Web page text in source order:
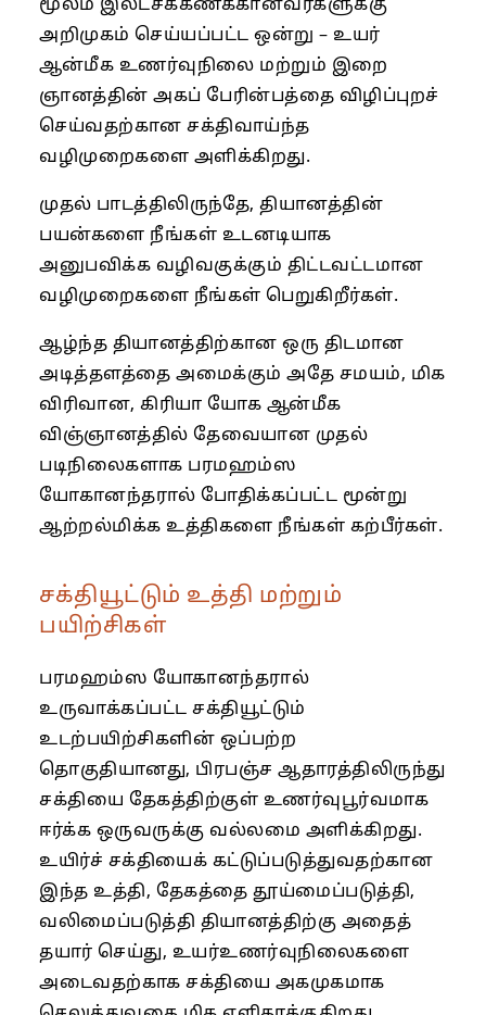
மூலம் இலட்சக்கணக்கானவர்களுக்கு
அறிமுகம் செய்யப்பட்ட ஒன்று – உயர்
ஆன்மீக உணர்வுநிலை மற்றும் இறை
ஞானத்தின் அகப் பேரின்பத்தை விழிப்புறச்
செய்வதற்கான சக்திவாய்ந்த
வழிமுறைகளை அளிக்கிறது.
முதல் பாடத்திலிருந்தே, தியானத்தின்
பயன்களை நீங்கள் உடனடியாக
அனுபவிக்க வழிவகுக்கும் திட்டவட்டமான
வழிமுறைகளை நீங்கள் பெறுகிறீர்கள்.
ஆழ்ந்த தியானத்திற்கான ஒரு திடமான
அடித்தளத்தை அமைக்கும் அதே சமயம், மிக
விரிவான, கிரியா யோக ஆன்மீக
விஞ்ஞானத்தில் தேவையான முதல்
படிநிலைகளாக பரமஹம்ஸ
யோகானந்தரால் போதிக்கப்பட்ட மூன்று
ஆற்றல்மிக்க உத்திகளை நீங்கள் கற்பீர்கள்.
சக்தியூட்டும் உத்தி மற்றும்
பயிற்சிகள்
பரமஹம்ஸ யோகானந்தரால்
உருவாக்கப்பட்ட சக்தியூட்டும்
உடற்பயிற்சிகளின் ஒப்பற்ற
தொகுதியானது, பிரபஞ்ச ஆதாரத்திலிருந்து
சக்தியை தேகத்திற்குள் உணர்வுபூர்வமாக
ஈர்க்க ஒருவருக்கு வல்லமை அளிக்கிறது.
உயிர்ச் சக்தியைக் கட்டுப்படுத்துவதற்கான
இந்த உத்தி, தேகத்தை தூய்மைப்படுத்தி,
வலிமைப்படுத்தி தியானத்திற்கு அதைத்
தயார் செய்து, உயர்உணர்வுநிலைகளை
அடைவதற்காக சக்தியை அகமுகமாக